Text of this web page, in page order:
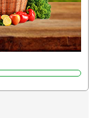
ားပေးပါ
စေ့တည်ခြင်း
လုံလောက်တဲ့
ာဟာရဓာတ်